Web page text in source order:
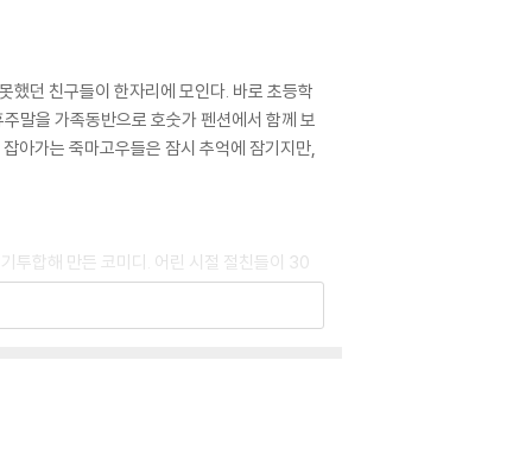
했던 친구들이 한자리에 모인다. 바로 초등학
말을 가족동반으로 호숫가 펜션에서 함께 보
아가는 죽마고우들은 잠시 추억에 잠기지만,
투합해 만든 코미디. 어린 시절 절친들이 30
함께 '듀스 비갈로'의 롭 슈나이더, '롱기스트
'의 스티브 부세미, '드래곤볼- 에볼루션'의 제
의 조화가 영화를 빛낸다. 데니스 듀간 감독
도 한다. 감초 같은 재미를 주는 아역 배우들,
속에 동화되고 만다. 2010년 6월 마지막 주